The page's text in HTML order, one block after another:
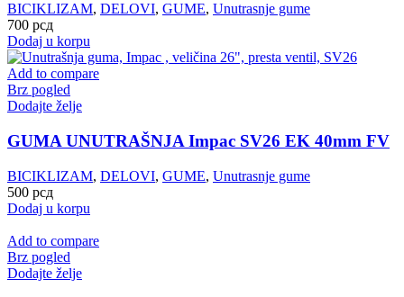
BICIKLIZAM, DELOVI, GUME, Unutrasnje gume
700 рсд
Dodaj u korpu
Add to compare
Brz pogled
Dodajte želje
GUMA UNUTRAŠNJA Impac SV26 EK 40mm FV
BICIKLIZAM, DELOVI, GUME, Unutrasnje gume
500 рсд
Dodaj u korpu
Add to compare
Brz pogled
Dodajte želje